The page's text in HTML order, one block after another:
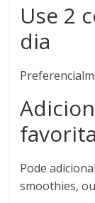
Use 2
dia
Pode
smoothies,